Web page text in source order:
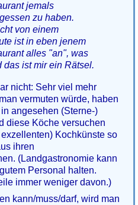
jemals
zu haben.
von einem
ist in eben jenem
alles "an", was
das ist mir ein Rätsel.
nicht: Sehr viel mehr
vermuten würde, haben
angesehen (Sterne-)
diese Köche versuchen
Kochkünste so
ihren
(Landgastronomie kann
Personal halten.
immer weniger davon.)
kann/muss/darf, wird man